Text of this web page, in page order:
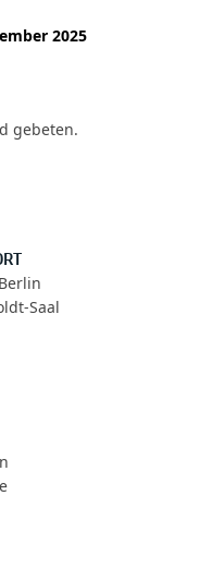
2025
gebeten.
Saal